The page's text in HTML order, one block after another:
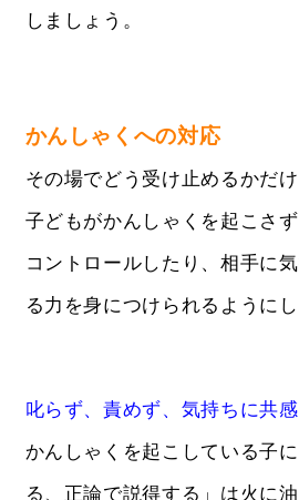
しましょう。
かんしゃくへの対応
その場でどう受け止めるかだ
子どもがかんしゃくを起こさ
コントロールしたり、相手に
る力を身につけられるようにし
叱らず、責めず、気持ちに共感
かんしゃくを起こしている子
る、正論で説得する」は火に